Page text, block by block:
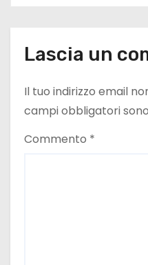
Lascia un
Il tuo indirizzo email
campi obbligatori
Commento *